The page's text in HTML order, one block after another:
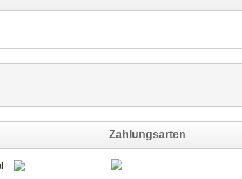
Zahlungsarten